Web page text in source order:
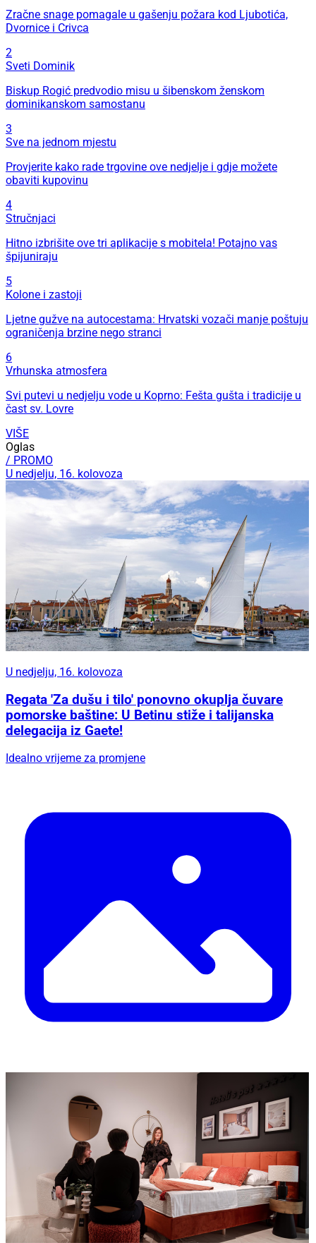
Zračne snage pomagale u gašenju požara kod Ljubotića,
Dvornice i Crivca
2
Sveti Dominik
Biskup Rogić predvodio misu u šibenskom ženskom
dominikanskom samostanu
3
Sve na jednom mjestu
Provjerite kako rade trgovine ove nedjelje i gdje možete
obaviti kupovinu
4
Stručnjaci
Hitno izbrišite ove tri aplikacije s mobitela! Potajno vas
špijuniraju
5
Kolone i zastoji
Ljetne gužve na autocestama: Hrvatski vozači manje poštuju
ograničenja brzine nego stranci
6
Vrhunska atmosfera
Svi putevi u nedjelju vode u Koprno: Fešta gušta i tradicije u
čast sv. Lovre
VIŠE
Oglas
/ PROMO
U nedjelju, 16. kolovoza
U nedjelju, 16. kolovoza
Regata 'Za dušu i tilo' ponovno okuplja čuvare
pomorske baštine: U Betinu stiže i talijanska
delegacija iz Gaete!
Idealno vrijeme za promjene